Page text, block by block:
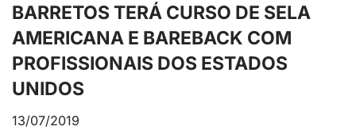
BARRETOS TERÁ CURSO DE SELA
AMERICANA E BAREBACK COM
PROFISSIONAIS DOS ESTADOS
UNIDOS
13/07/2019